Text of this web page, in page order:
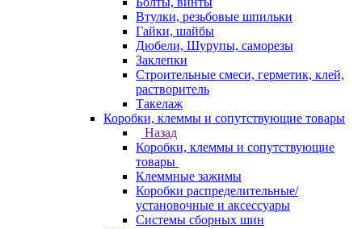
Втулки, резьбовые шпильки
Гайки, шайбы
Дюбели, Шурупы, саморезы
Заклепки
Строительные смеси, герметик, клей,
растворитель
Такелаж
Коробки, клеммы и сопутствующие товары
Назад
Коробки, клеммы и сопутствующие
товары
Клеммные зажимы
Коробки распределительные/
установочные и аксессуары
Системы сборных шин